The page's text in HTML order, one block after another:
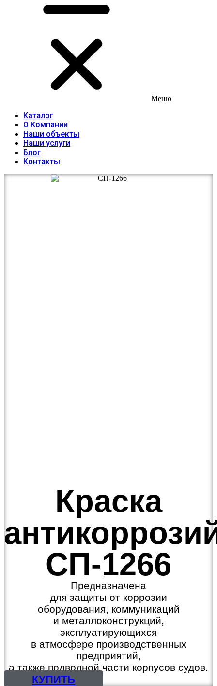
Меню
Каталог
О Компании
Наши объекты
Наши услуги
Блог
Контакты
Краска
СП-1266
Предназначена
для защиты от коррозии
оборудования, коммуникаций
и металлоконструкций,
эксплуатирующихся
в атмосфере производственных
предприятий,
а также подводной части корпусов судов.
КУПИТЬ